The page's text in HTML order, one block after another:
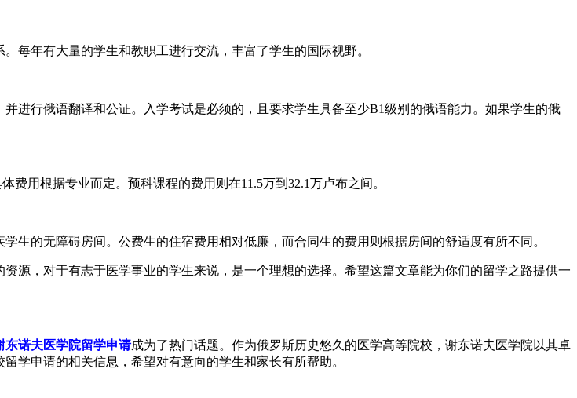
每年有大量的学生和教职工进行交流，丰富了学生的国际视野。
进行俄语翻译和公证。入学考试是必须的，且要求学生具备至少B1级别的俄语能力。如果学生的俄
用根据专业而定。预科课程的费用则在11.5万到32.1万卢布之间。
生的无障碍房间。公费生的住宿费用相对低廉，而合同生的费用则根据房间的舒适度有所不同。
源，对于有志于医学事业的学生来说，是一个理想的选择。希望这篇文章能为你们的留学之路提供一
东诺夫医学院留学申请成为了热门话题。作为俄罗斯历史悠久的医学高等院校，谢东诺夫医学院以其卓
学申请的相关信息，希望对有意向的学生和家长有所帮助。